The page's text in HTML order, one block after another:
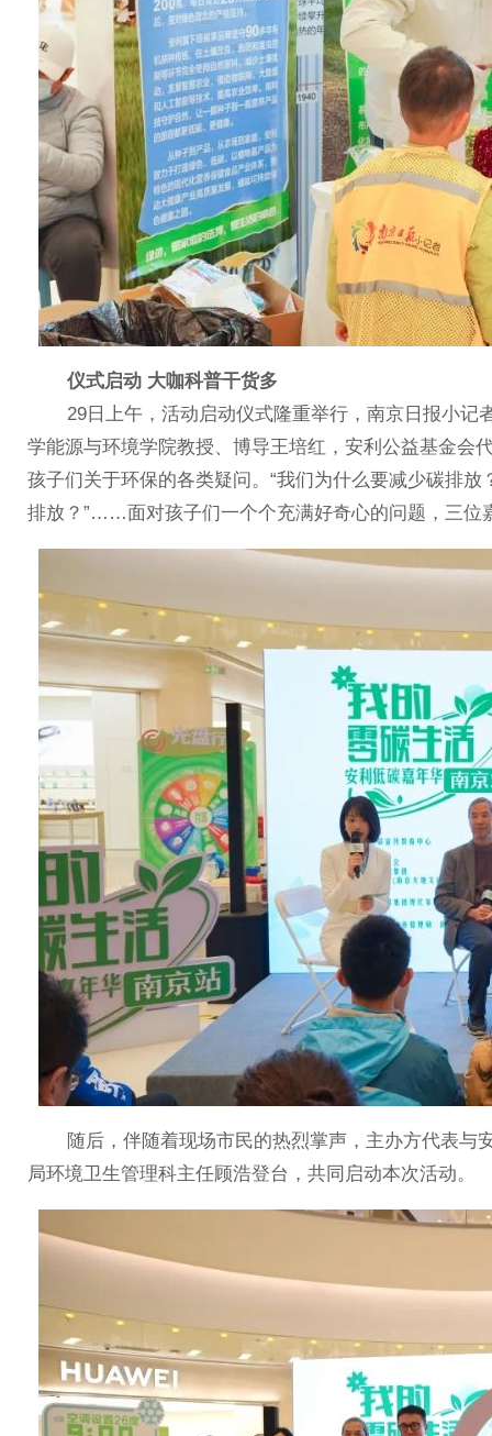
仪式启动 大咖科普干货多
29日上午，活动启动仪式隆重举行，南京日报小记
学能源与环境学院教授、博导王培红，安利公益基金会
孩子们关于环保的各类疑问。“我们为什么要减少碳排放
排放？”……面对孩子们一个个充满好奇心的问题，三位
随后，伴随着现场市民的热烈掌声，主办方代表与
局环境卫生管理科主任顾浩登台，共同启动本次活动。